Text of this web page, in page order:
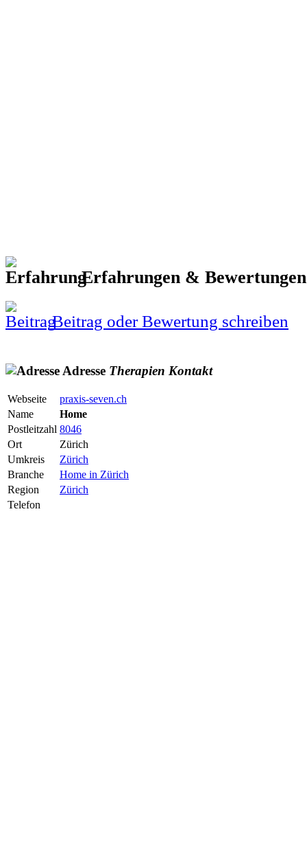
Erfahrungen &
Beitrag oder Bewertung schreiben
Adresse Therapien Kontakt
Webseite
praxis-seven.ch
Name
Home
Postleitzahl 8046
Ort
Zürich
Umkreis
Zürich
Branche
Home in Zürich
Region
Zürich
Telefon